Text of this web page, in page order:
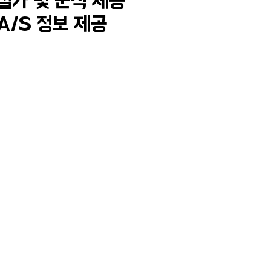
S 정보 제공